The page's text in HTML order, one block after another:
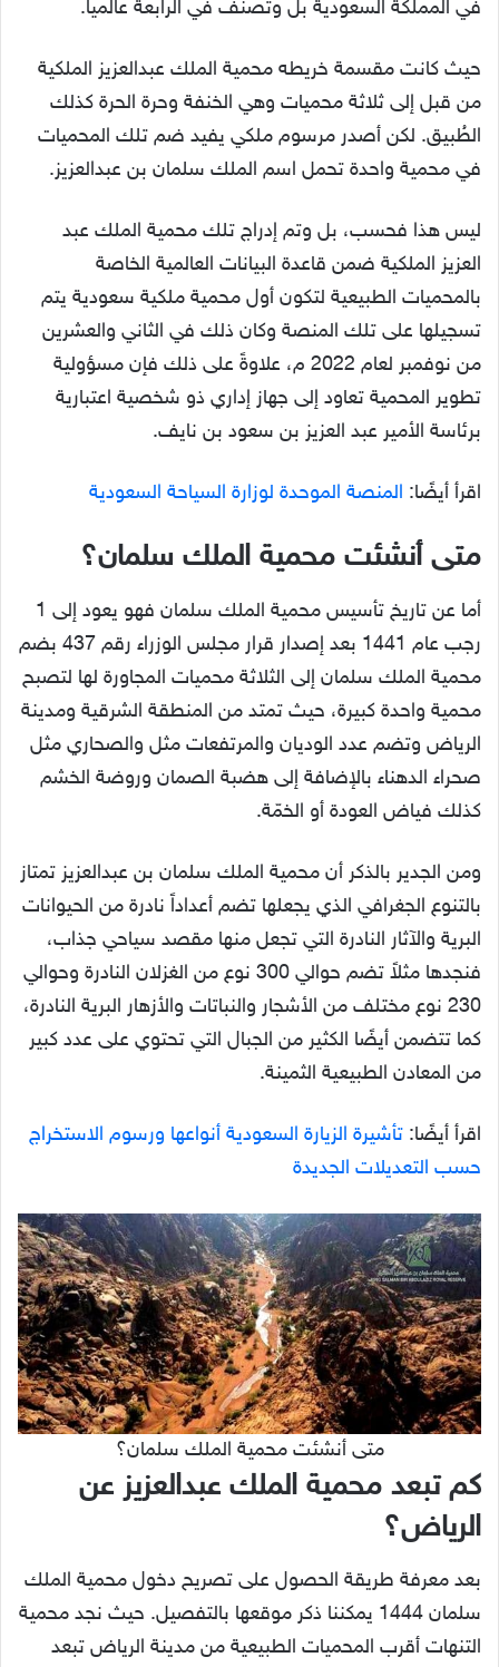
في المملكة السعودية بل وتُصنف في الرابعة عالمياً.
حيث كانت مقسمة خريطه محمية الملك عبدالعزيز الملكية
من قبل إلى ثلاثة محميات وهي الخنفة وحرة الحرة كذلك
الطُبيق. لكن أصدر مرسوم ملكي يفيد ضم تلك المحميات
في محمية واحدة تحمل اسم الملك سلمان بن عبدالعزيز.
ليس هذا فحسب، بل وتم إدراج تلك محمية الملك عبد
العزيز الملكية ضمن قاعدة البيانات العالمية الخاصة
بالمحميات الطبيعية لتكون أول محمية ملكية سعودية يتم
تسجيلها على تلك المنصة وكان ذلك في الثاني والعشرين
من نوفمبر لعام 2022 م، علاوةً على ذلك فإن مسؤولية
تطوير المحمية تعاود إلى جهاز إداري ذو شخصية اعتبارية
برئاسة الأمير عبد العزيز بن سعود بن نايف.
اقرأ أيضًا: المنصة الموحدة لوزارة السياحة السعودية
متى أنشئت محمية الملك سلمان؟
أما عن تاريخ تأسيس محمية الملك سلمان فهو يعود إلى 1
رجب عام 1441 بعد إصدار قرار مجلس الوزراء رقم 437 بضم
محمية الملك سلمان إلى الثلاثة محميات المجاورة لها لتصبح
محمية واحدة كبيرة، حيث تمتد من المنطقة الشرقية ومدينة
الرياض وتضم عدد الوديان والمرتفعات مثل والصحاري مثل
صحراء الدهناء بالإضافة إلى هضبة الصمان وروضة الخشم
كذلك فياض العودة أو الخمّة.
ومن الجدير بالذكر أن محمية الملك سلمان بن عبدالعزيز تمتاز
بالتنوع الجغرافي الذي يجعلها تضم أعداداً نادرة من الحيوانات
البرية والآثار النادرة التي تجعل منها مقصد سياحي جذاب،
فنجدها مثلاً تضم حوالي 300 نوع من الغزلان النادرة وحوالي
230 نوع مختلف من الأشجار والنباتات والأزهار البرية النادرة،
كما تتضمن أيضًا الكثير من الجبال التي تحتوي على عدد كبير
من المعادن الطبيعية الثمينة.
اقرأ أيضًا: تأشيرة الزيارة السعودية أنواعها ورسوم الاستخراج
حسب التعديلات الجديدة
متى أنشئت محمية الملك سلمان؟
كم تبعد محمية الملك عبدالعزيز عن
الرياض؟
بعد معرفة طريقة الحصول على تصريح دخول محمية الملك
سلمان 1444 يمكننا ذكر موقعها بالتفصيل. حيث نجد محمية
التنهات أقرب المحميات الطبيعية من مدينة الرياض تبعد